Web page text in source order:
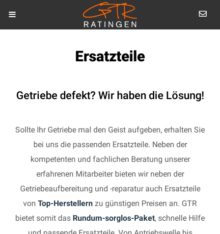
Ersatzteile
Getriebe defekt? Wir haben die Lösung!
Sollte Ihr Getriebe mal den Geist aufgeben, erhalten Sie
bei uns die passenden Ersatzteile. Neben der
kompetenten und fachlichen Beratung unserer
erfahrenen Mitarbeiter bieten wir neben der
Getriebeaufbereitung und -reparatur auch Ersatzteile
von Top-Herstellern zu günstigen Preisen an. GTR
bietet somit das Rundum-sorglos-Paket, schnelle Hilfe